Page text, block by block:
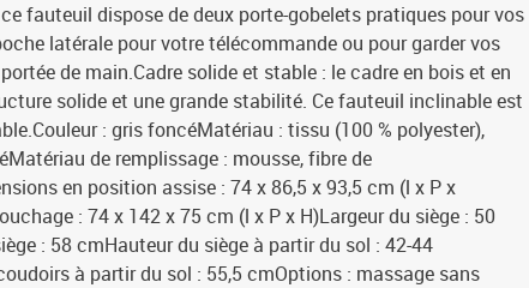
fauteuil dispose de deux porte-gobelets pratiques pour vos
latérale pour votre télécommande ou pour garder vos
de main.Cadre solide et stable : le cadre en bois et en
solide et une grande stabilité. Ce fauteuil inclinable est
: gris foncéMatériau : tissu (100 % polyester),
de remplissage : mousse, fibre de
en position assise : 74 x 86,5 x 93,5 cm (l x P x
: 74 x 142 x 75 cm (l x P x H)Largeur du siège : 50
: 58 cmHauteur du siège à partir du sol : 42-44
à partir du sol : 55,5 cmOptions : massage sans